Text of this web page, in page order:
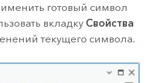
готовый символ
вкладку Свойства
текущего символа.